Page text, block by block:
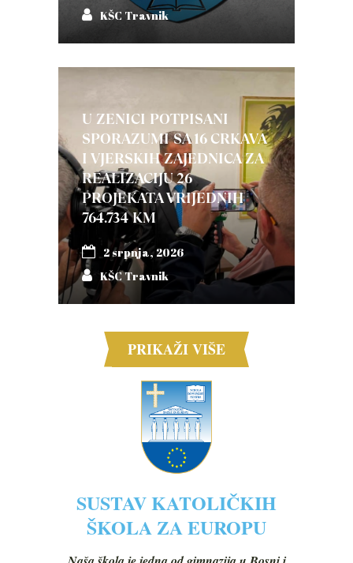
KŠC Travnik
U ZENICI POTPISANI
SPORAZUMI SA 16 CRKAVA
I VJERSKIH ZAJEDNICA ZA
REALIZACIJU 26
PROJEKATA VRIJEDNIH
764.734 KM
2 srpnja, 2026
KŠC Travnik
PRIKAŽI VIŠE
SUSTAV KATOLIČKIH
ŠKOLA ZA EUROPU